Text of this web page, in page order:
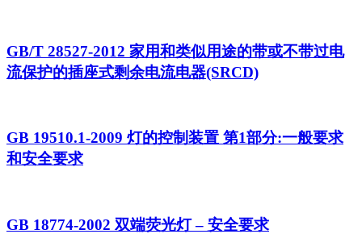
GB/T 28527-2012 家用和类似用途的带或不带过电
流保护的插座式剩余电流电器(SRCD)
GB 19510.1-2009 灯的控制装置 第1部分:一般要求
和安全要求
GB 18774-2002 双端荧光灯 – 安全要求